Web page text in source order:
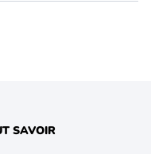
SAVOIR